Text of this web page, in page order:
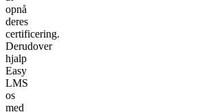
opnå
deres
certificering.
Derudover
hjalp
Easy
LMS
os
med